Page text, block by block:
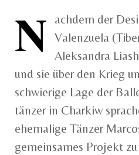
N
achdem der
Valenzuela
Aleksandra
und sie über den Krieg
schwierige Lage der
tänzer in Charkiw
ehemalige Tänzer
gemeinsames Projekt